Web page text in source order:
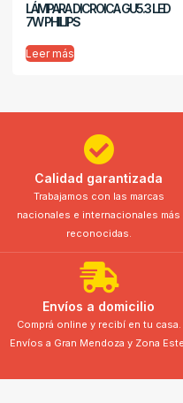
LÁMPARA DICROICA GU5.3 LED
7W PHILIPS
Leer más
Calidad garantizada
Trabajamos con las marcas
nacionales e internacionales más
reconocidas.
Envíos a domicilio
Comprá online y recibí en tu casa.
Envíos a Gran Mendoza y Zona